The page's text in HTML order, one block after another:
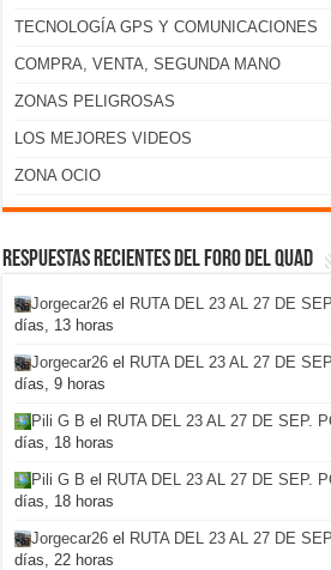
TECNOLOGÍA GPS Y COMUNICACIONES
COMPRA, VENTA, SEGUNDA MANO
ZONAS PELIGROSAS
LOS MEJORES VIDEOS
ZONA OCIO
Respuestas recientes del foro del Quad
Jorgecar26 el RUTA DEL 23 AL 27 DE
días, 13 horas
Jorgecar26 el RUTA DEL 23 AL 27 DE
días, 9 horas
Pili G B el RUTA DEL 23 AL 27 DE SEP.
días, 18 horas
Pili G B el RUTA DEL 23 AL 27 DE SEP.
días, 18 horas
Jorgecar26 el RUTA DEL 23 AL 27 DE
días, 22 horas